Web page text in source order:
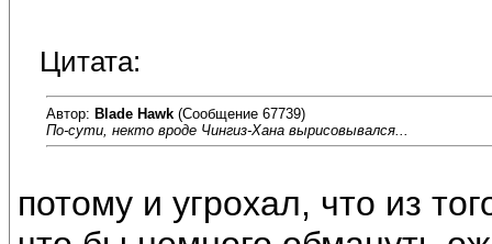
Цитата:
Автор: Blade Hawk (Сообщение 67739)
По-сути, некто вроде Чингиз-Хана вырисовывался...
потому и угрохал, что из